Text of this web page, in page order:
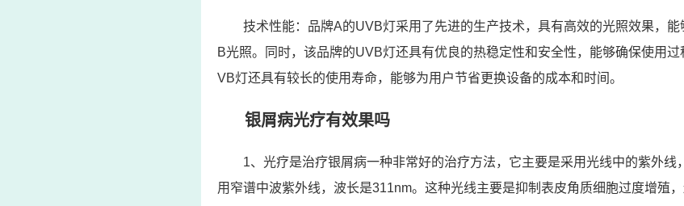
技术性能：品牌A的UVB灯采用了先进的生产技术，具有高效的光照效果，
B光照。同时，该品牌的UVB灯还具有优良的热稳定性和安全性，能够确保使用
VB灯还具有较长的使用寿命，能够为用户节省更换设备的成本和时间。
银屑病光疗有效果吗
1、光疗是治疗银屑病一种非常好的治疗方法，它主要是采用光线中的紫外线
用窄谱中波紫外线，波长是311nm。这种光线主要是抑制表皮角质细胞过度增殖